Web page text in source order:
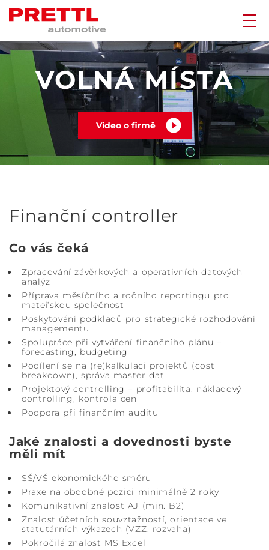
VOLNÁ MÍSTA
Video o firmě
Finanční controller
Co vás čeká
Zpracování závěrkových a operativních datových
analýz
Příprava měsíčního a ročního reportingu pro
mateřskou společnost
Poskytování podkladů pro strategické rozhodování
managementu
Spolupráce při vytváření finančního plánu –
forecasting, budgeting
Podílení se na (re)kalkulaci projektů (cost
breakdown), správa master dat
Projektový controlling – profitabilita, nákladový
controlling, kontrola cen
Podpora při finančním auditu
Jaké znalosti a dovednosti byste
měli mít
SŠ/VŠ ekonomického směru
Praxe na obdobné pozici minimálně 2 roky
Komunikativní znalost AJ (min. B2)
Znalost účetních souvztažností, orientace ve
statutárních výkazech (VZZ, rozvaha)
Pokročilá znalost MS Excel